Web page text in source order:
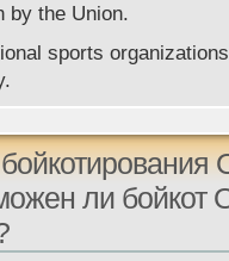
by the Union.
sports
ли бойкот